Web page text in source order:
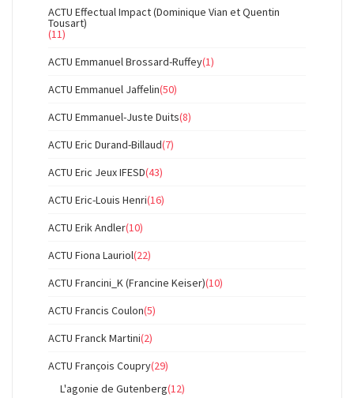
ACTU Effectual Impact (Dominique Vian et Quentin
Tousart)
(11)
ACTU Emmanuel Brossard-Ruffey(1)
ACTU Emmanuel Jaffelin(50)
ACTU Emmanuel-Juste Duits(8)
ACTU Eric Durand-Billaud(7)
ACTU Eric Jeux IFESD(43)
ACTU Eric-Louis Henri(16)
ACTU Erik Andler(10)
ACTU Fiona Lauriol(22)
ACTU Francini_K (Francine Keiser)(10)
ACTU Francis Coulon(5)
ACTU Franck Martini(2)
ACTU François Coupry(29)
L'agonie de Gutenberg(12)